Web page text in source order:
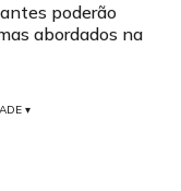
poderão
abordados na
▾